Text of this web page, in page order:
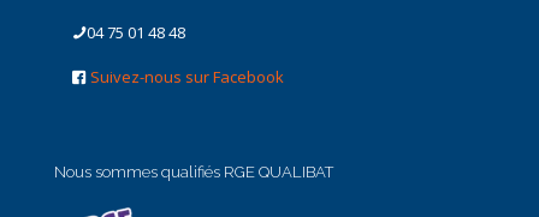
04 75 01 48 48
Suivez-nous sur Facebook
Nous sommes qualifiés RGE QUALIBAT